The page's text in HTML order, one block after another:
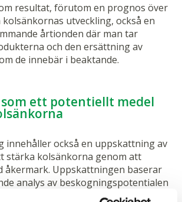
resultat, förutom en prognos över
utveckling, också en
årtionden där man tar
och den ersättning av
de innebär i beaktande.
ett potentiellt medel
innehåller också en uppskattning av
stärka kolsänkorna genom att
åkermark. Uppskattningen baserar
analys av beskogningspotentialen
Tapio gjort tidigare. Den kan